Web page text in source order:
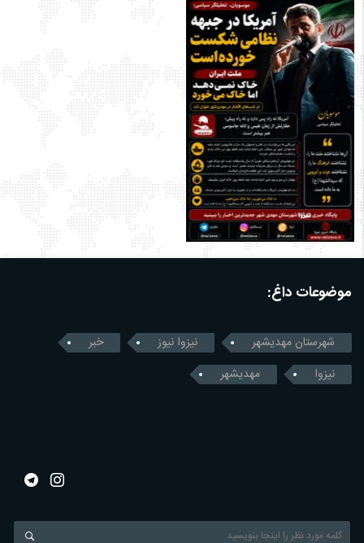
موضوعات داغ:
شهرستان مهدیشهر نیزوا نیوز
خبر
نیزوا
مهدیشهر